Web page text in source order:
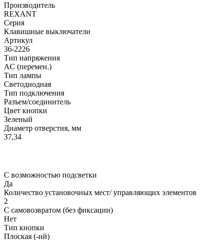
Производитель
REXANT
Серия
Клавишные выключатели
Артикул
36-2226
Тип напряжения
AC (перемен.)
Тип лампы
Светодиодная
Тип подключения
Разъем/соединитель
Цвет кнопки
Зеленый
Диаметр отверстия, мм
37,34
С возможностью подсветки
Да
Количество установочных мест/ управляющих элементов
2
С самовозвратом (без фиксации)
Нет
Тип кнопки
Плоская (-ий)